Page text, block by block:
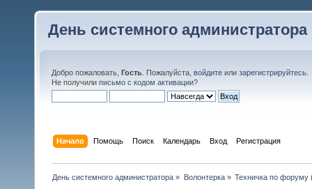
День системного администратора
Добро пожаловать, Гость . Пожалуйста, войдите или зарегистрируйтесь
Не получили письмо с кодом активации?
Начало Помощь Поиск Календарь Вход Регистрация
День системного администратора » Волонтерка» Техничка по форуму